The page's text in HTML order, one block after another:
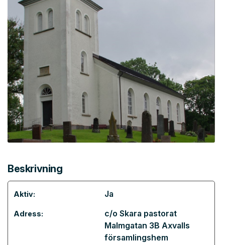
Beskrivning
Aktiv: Ja
Adress:
c/o Skara pastorat
Malmgatan 3B Axvalls
församlingshem